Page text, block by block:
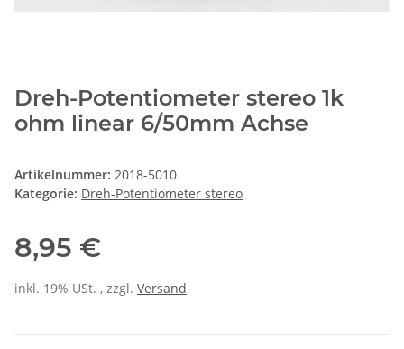
Dreh-Potentiometer stereo 1k
ohm linear 6/50mm Achse
Artikelnummer: 2018-5010
Kategorie: Dreh-Potentiometer stereo
8,95 €
inkl. 19% USt. , zzgl. Versand